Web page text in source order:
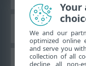
Your
We and our
optimized online
and serve you
collection of all
decline all non-